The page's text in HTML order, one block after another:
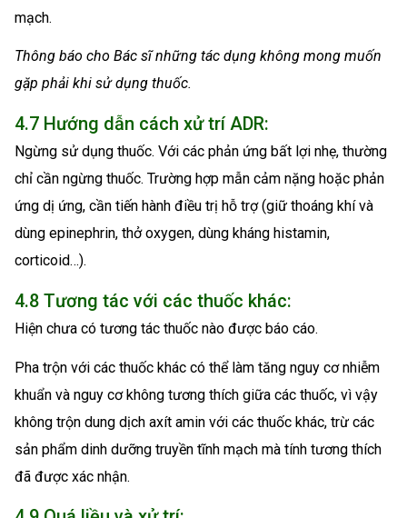
mạch.
Thông báo cho Bác sĩ những tác dụng không mong muốn
gặp phải khi sử dụng thuốc.
4.7 Hướng dẫn cách xử trí ADR:
Ngừng sử dụng thuốc. Với các phản ứng bất lợi nhẹ, thường
chỉ cần ngừng thuốc. Trường hợp mẫn cảm nặng hoặc phản
ứng dị ứng, cần tiến hành điều trị hỗ trợ (giữ thoáng khí và
dùng epinephrin, thở oxygen, dùng kháng histamin,
corticoid…).
4.8 Tương tác với các thuốc khác:
Hiện chưa có tương tác thuốc nào được báo cáo.
Pha trộn với các thuốc khác có thể làm tăng nguy cơ nhiễm
khuẩn và nguy cơ không tương thích giữa các thuốc, vì vậy
không trộn dung dịch axít amin với các thuốc khác, trừ các
sản phẩm dinh dưỡng truyền tĩnh mạch mà tính tương thích
đã được xác nhận.